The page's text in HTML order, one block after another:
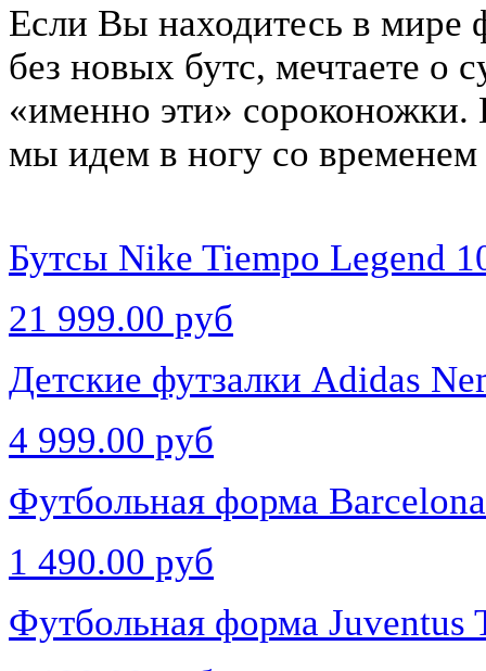
Если Вы находитесь в мире
без новых бутс, мечтаете о
«именно эти»
мы идем в ногу со
Бутсы Nike Tiempo Legend
21 999.00 руб
Детские футзалки Adidas
4 999.00 руб
Футбольная форма
1 490.00 руб
Футбольная форма Juventus